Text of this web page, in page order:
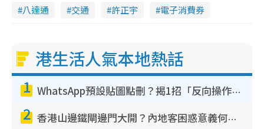
八達通
交通 許正宇 電子消費券
港生活人氣本地熱話
1 WhatsApp預設貼圖點刪？揭1招「反向操作」還原簡潔介面 附3步實測教學
2 香港山邊鐵閘邊門大開？內地客困惑意義何在！網民神回覆：呢種叫法理性防禦